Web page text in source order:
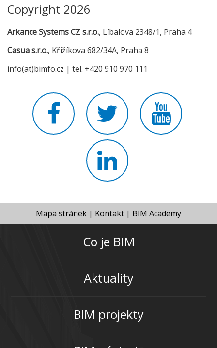
Copyright 2026
Arkance Systems CZ s.r.o., Líbalova 2348/1, Praha 4
Casua s.r.o., Křižíkova 682/34A, Praha 8
info(at)bimfo.cz | tel. +420 910 970 111
Mapa stránek | Kontakt | BIM Academy
Co je BIM
Aktuality
BIM projekty